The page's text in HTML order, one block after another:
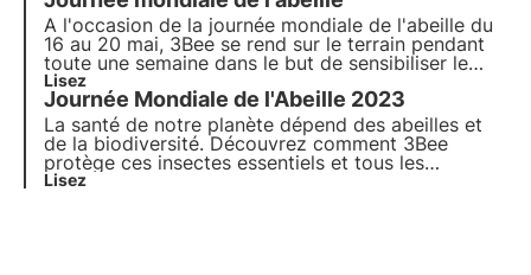
est de plus en plus menacé.
A l'occasion de la journée mondiale de l'abeille du
16 au 20 mai, 3Bee se rend sur le terrain pendant
toute une semaine dans le but de sensibiliser le
plus grand nombre à l'importance des enjeux
fondamentaux liés à la sauvegarde de la planète et
au maintien de la biodiversité.
Lisez
Journée Mondiale de l'Abeille 2023
La santé de notre planète dépend des abeilles et
de la biodiversité. Découvrez comment 3Bee
protège ces insectes essentiels et tous les
pollinisateurs à l'occasion de la Journée mondiale
Lisez